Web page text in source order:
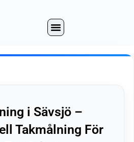
i Sävsjö –
Takmålning För